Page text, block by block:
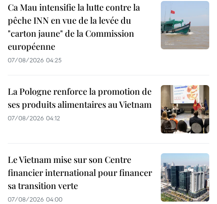
Ca Mau intensifie la lutte contre la
pêche INN en vue de la levée du
"carton jaune" de la Commission
européenne
07/08/2026 04:25
La Pologne renforce la promotion de
ses produits alimentaires au Vietnam
07/08/2026 04:12
Le Vietnam mise sur son Centre
financier international pour financer
sa transition verte
07/08/2026 04:00